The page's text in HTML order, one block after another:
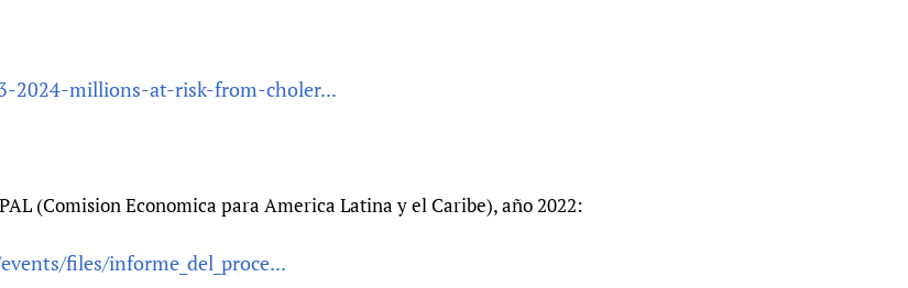
2024-millions-at-risk-from-choler...
(Comision Economica para America Latina y el Caribe), año 2022:
files/informe_del_proce...